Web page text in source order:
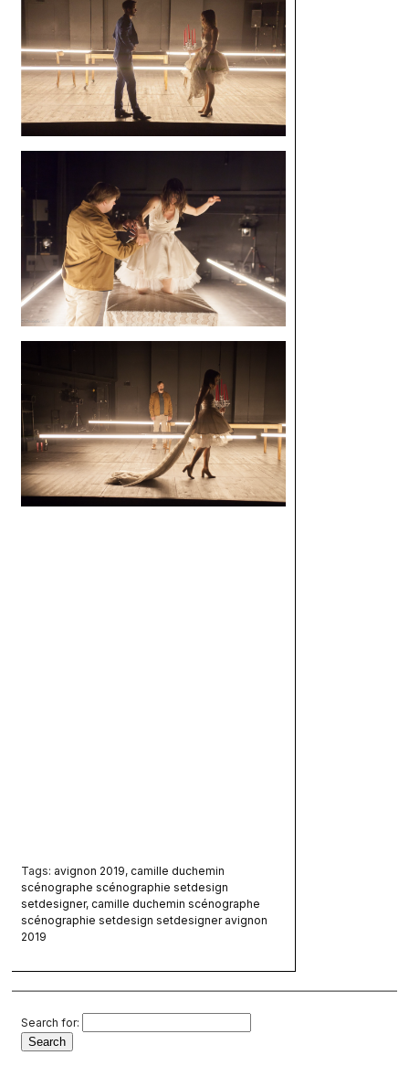
Tags: avignon 2019,camille duchemin
scénographe scénographie setdesign
setdesigner,camille duchemin scénographe
scénographie setdesign setdesigner avignon
2019
Search for: